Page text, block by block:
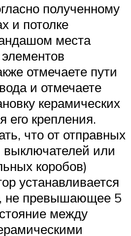
полученному
и потолке
места
отмечаете пути
и отмечаете
керамических
его крепления.
что от отправных
выключателей или
коробов)
устанавливается
не превышающее 5
между